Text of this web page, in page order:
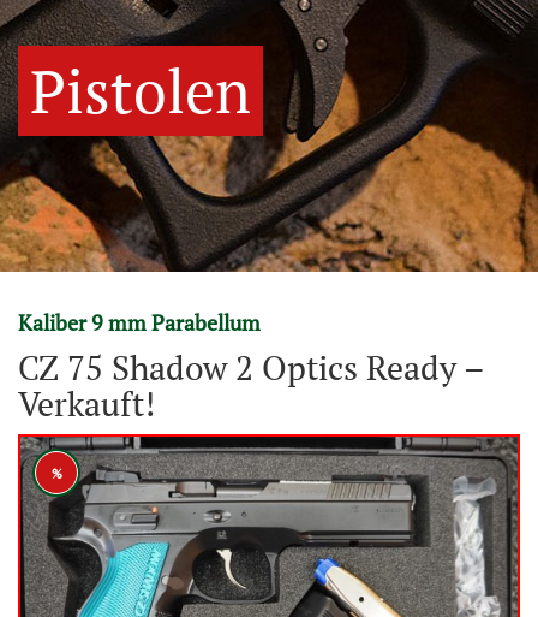
Pistolen
Kaliber 9 mm Parabellum
CZ 75 Shadow 2 Optics Ready –
Verkauft!
%